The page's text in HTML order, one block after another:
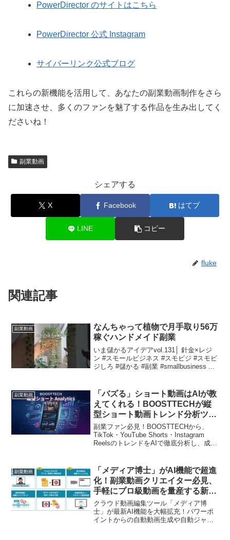
PowerDirector のサイトはこちら
PowerDirector 公式 Instagram
サイバーリンク公式ブログ
これらの新機能を活用して、あなたの副業動画制作をさら
に加速させ、多くのファンを魅了する作品を生み出してく
ださいね！
副業動画
シェアする
X Facebook はてブ
LINE コピー
fluke
関連記事
副業動画
なんちゃって植物で月手取り56万
稼ぐハンドメイド副業
いま儲かるアイデアvol.131│ 針金×レジ
ン #スモールビジネス #スモビジ #スモビ
ジしろ #儲かる #副業 #smallbusiness ...
副業動画
「バズる」ショート動画はAIが教
えてくれる！BOOSTTECHが縦
型ショート動画トレンド分析ツー
ル「縦型ショート Analytics」を
リリース！
副業ファン必見！BOOSTTECHから、
TikTok・YouTube Shorts・Instagram
ReelsのトレンドをAIで徹底分析し、成功
お試しできるこの新ツールで、あなたの
ショート動画を次のレベルへと押し上げ
ましょう！
副業動画
「メディア博士」がAI機能で超進
化！副業動画クリエイター必見、
手軽にプロ級動画を量産する新時
代が到来！
クラウド動画編集ツール「メディア博
士」が最新AI機能を大幅拡充！パワーポ
イントからの自動動画生成や自動ジャン